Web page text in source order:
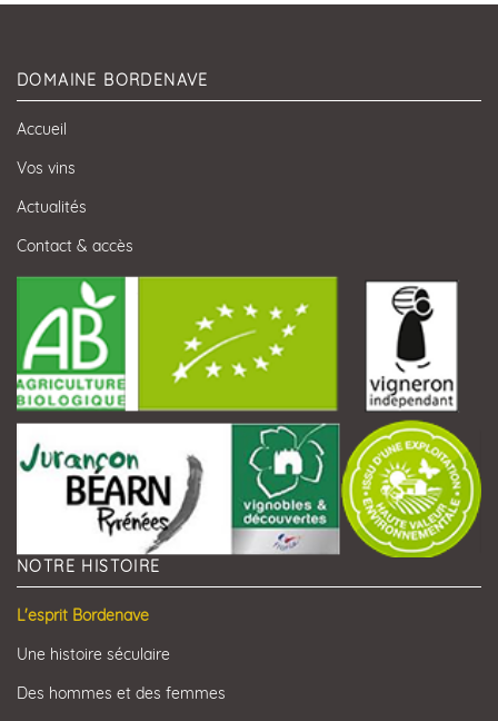
DOMAINE BORDENAVE
Accueil
Vos vins
Actualités
Contact & accès
NOTRE HISTOIRE
L'esprit Bordenave
Une histoire séculaire
Des hommes et des femmes